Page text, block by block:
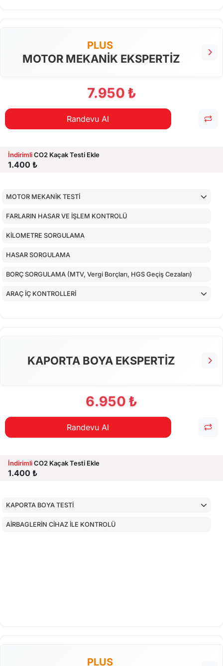
PLUS
MOTOR MEKANİK EKSPERTİZ
7.950 ₺
Randevu Al
İndirimliCO2 Kaçak Testi Ekle
1.400 ₺
MOTOR MEKANİK TESTİ
FARLARIN HASAR VE İŞLEM KONTROLÜ
KİLOMETRE SORGULAMA
HASAR SORGULAMA
BORÇ SORGULAMA (MTV, Vergi Borçları, HGS Geçiş Cezaları)
ARAÇ İÇ KONTROLLERİ
KAPORTA BOYA EKSPERTİZ
6.950 ₺
Randevu Al
İndirimliCO2 Kaçak Testi Ekle
1.400 ₺
KAPORTA BOYA TESTİ
AİRBAGLERİN CİHAZ İLE KONTROLÜ
PLUS